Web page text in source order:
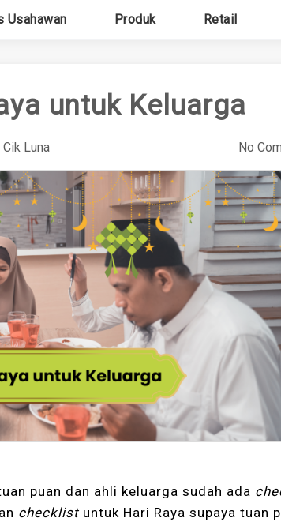
Usahawan Produk Retail
untuk Keluarga
Cik Luna No
puan dan ahli keluarga sudah ada
checklist untuk Hari Raya supaya tuan